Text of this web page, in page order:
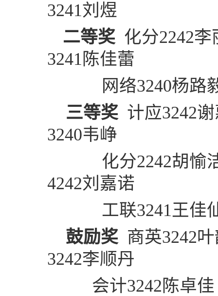
3241刘煜
二等奖 化分2242
3241 陈佳蕾
网络3240杨路
三等奖 计应3242
3240韦峥
化分2242胡愉
4242刘嘉诺
工联3241王佳
鼓励奖 商英3242
3242李顺丹
会计3242 陈卓